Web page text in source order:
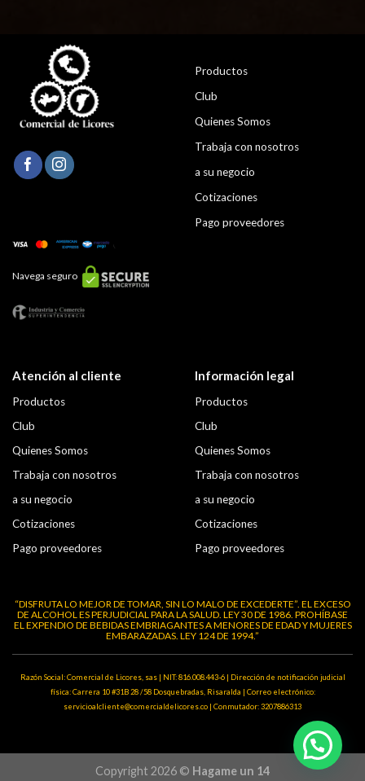
Navega seguro
Productos
Club
Quienes Somos
Trabaja con nosotros
a su negocio
Cotizaciones
Pago proveedores
Atención al cliente
Productos
Club
Quienes Somos
Trabaja con nosotros
a su negocio
Cotizaciones
Pago proveedores
Información legal
Productos
Club
Quienes Somos
Trabaja con nosotros
a su negocio
Cotizaciones
Pago proveedores
“DISFRUTA LO MEJOR DE TOMAR, SIN LO MALO DE EXCEDERTE”. EL EXCESO
DE ALCOHOL ES PERJUDICIAL PARA LA SALUD. LEY 30 DE 1986. PROHÍBASE
EL EXPENDIO DE BEBIDAS EMBRIAGANTES A MENORES DE EDAD Y MUJERES
EMBARAZADAS. LEY 124 DE 1994.”
Razón Social: Comercial de Licores, sas | NIT: 816.008.443-6 | Dirección de notificación judicial
física: Carrera 10 #31B 28 /58 Dosquebradas, Risaralda | Correo electrónico:
servicioalcliente@comercialdelicores.co | Conmutador: 3207886313
Copyright 2026 © Hagame un 14